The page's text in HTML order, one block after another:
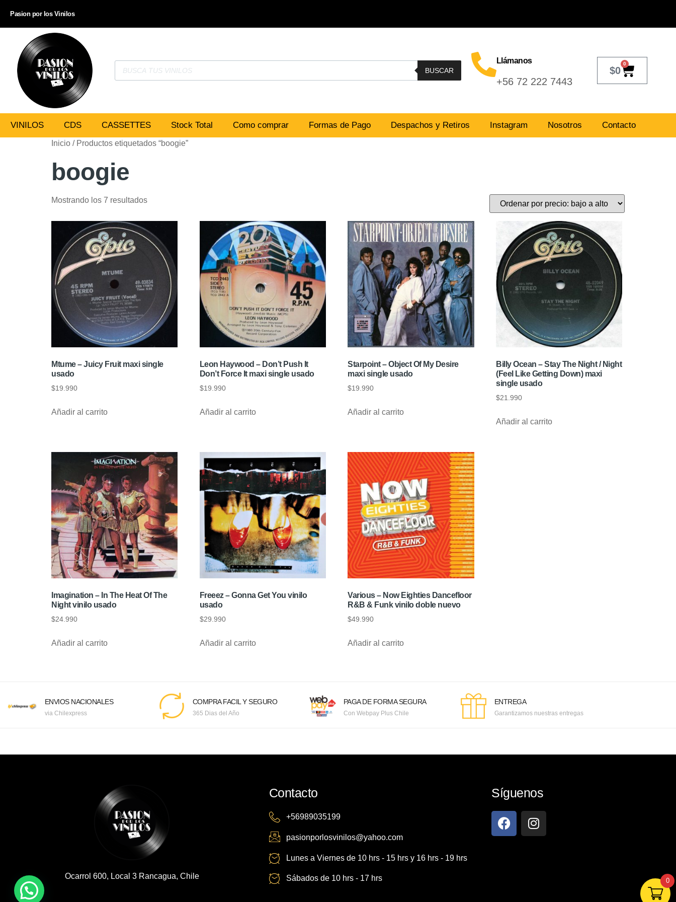
Pasion por los Vinilos
BUSCAR
Llámanos
+56 72 222 7443
$0
0
VINILOS CDS CASSETTES Stock Total Como comprar Formas de Pago Despachos y Retiros Instagram Nosotros Contacto
Inicio / Productos etiquetados “boogie”
boogie
Mostrando los 7 resultados
Mtume – Juicy Fruit maxi single
usado
$19.990
Añadir al carrito
Leon Haywood – Don’t Push It
Don’t Force It maxi single usado
$19.990
Añadir al carrito
Starpoint – Object Of My Desire
maxi single usado
$19.990
Añadir al carrito
Billy Ocean – Stay The Night / Night
(Feel Like Getting Down) maxi
single usado
$21.990
Añadir al carrito
Imagination – In The Heat Of The
Night vinilo usado
$24.990
Añadir al carrito
Freeez – Gonna Get You vinilo
usado
$29.990
Añadir al carrito
Various – Now Eighties Dancefloor
R&B & Funk vinilo doble nuevo
$49.990
Añadir al carrito
ENVIOS NACIONALES
via Chilexpress
COMPRA FACIL Y SEGURO
365 Dias del Año
PAGA DE FORMA SEGURA
Con Webpay Plus Chile
ENTREGA
Garantizamos nuestras entregas
Ocarrol 600, Local 3 Rancagua, Chile
Contacto
+56989035199
pasionporlosvinilos@yahoo.com
Lunes a Viernes de 10 hrs - 15 hrs y 16 hrs - 19 hrs
Sábados de 10 hrs - 17 hrs
Síguenos
0